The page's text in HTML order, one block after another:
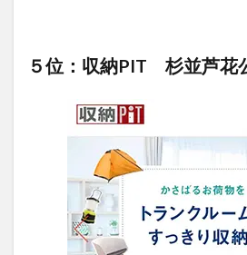
５位：収納PIT 杉並芦花